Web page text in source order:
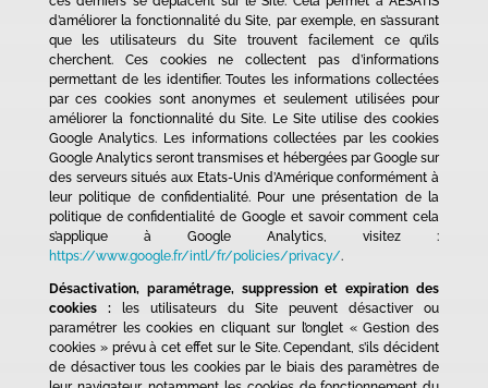
d’améliorer la fonctionnalité du Site, par exemple, en s’assurant
que les utilisateurs du Site trouvent facilement ce qu’ils
cherchent. Ces cookies ne collectent pas d’informations
permettant de les identifier. Toutes les informations collectées
par ces cookies sont anonymes et seulement utilisées pour
améliorer la fonctionnalité du Site. Le Site utilise des cookies
Google Analytics. Les informations collectées par les cookies
Google Analytics seront transmises et hébergées par Google sur
des serveurs situés aux Etats-Unis d’Amérique conformément à
leur politique de confidentialité. Pour une présentation de la
politique de confidentialité de Google et savoir comment cela
s’applique à Google Analytics, visitez :
https://www.google.fr/intl/fr/policies/privacy/.
Désactivation, paramétrage, suppression et expiration des
cookies : les utilisateurs du Site peuvent désactiver ou
paramétrer les cookies en cliquant sur l’onglet « Gestion des
cookies » prévu à cet effet sur le Site. Cependant, s’ils décident
de désactiver tous les cookies par le biais des paramètres de